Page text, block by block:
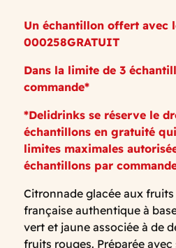
Un échantillon offert avec
000258GRATUIT
Dans la limite de 3
commande*
*Delidrinks se réserve le
échantillons en gratuité
limites maximales
échantillons par
Citronnade glacée aux
française authentique à
vert et jaune associée à de
fruits rouges. Préparée